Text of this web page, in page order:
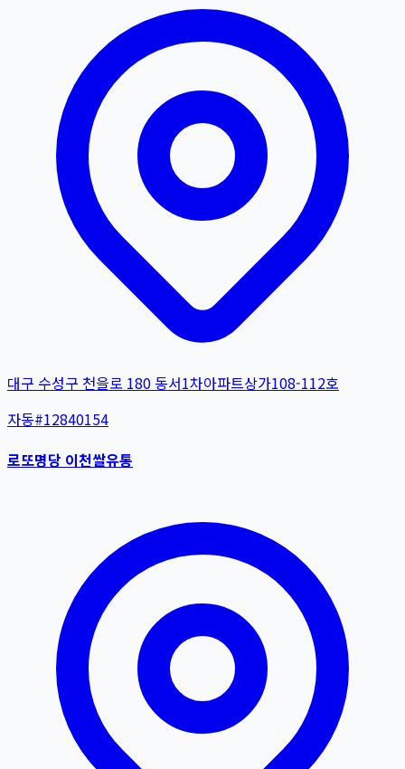
대구 수성구 천을로 180 동서1차아파트상가108-112호
자동#12840154
로또명당 이천쌀유통